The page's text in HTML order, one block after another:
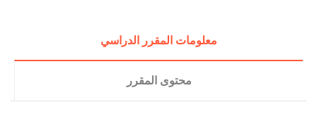
معلومات المقرر الدراسي
محتوى المقرر